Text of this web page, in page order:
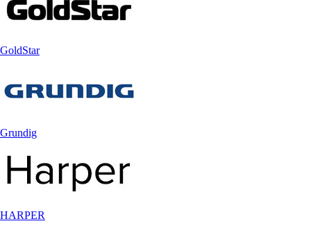
GoldStar
Grundig
HARPER